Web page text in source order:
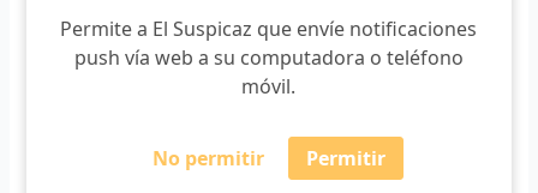
Permite a El Suspicaz que envíe notificaciones
push vía web a su computadora o teléfono
móvil.
No permitir Permitir
En la respuesta a la solicitud de transparencia folio
0413100046715, la Policía Federal dijo que se habían
nacional de seguridad, Monte Alejandro Rubio, señaló que
las fuerzas federales de seguridad trabajarían en las zonas